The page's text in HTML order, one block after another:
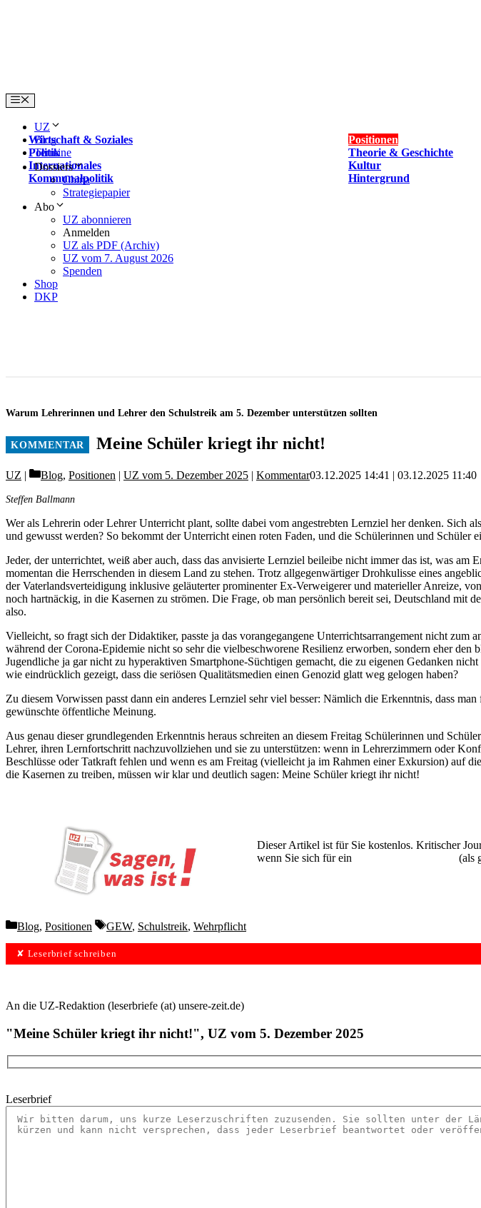
Menu
UZ
Wirtschaft & Soziales
Positionen
Politik
Theorie & Geschichte
Internationales
Kultur
Kommunalpolitik
Hintergrund
Blog
Termine
Dossiers
China
Strategiepapier
Abo
UZ abonnieren
Anmelden
UZ als PDF (Archiv)
UZ vom 7. August 2026
Spenden
Shop
DKP
Warum Lehrerinnen und Lehrer den Schulstreik am 5. Dezember unterstützen sollten
Meine Schüler kriegt ihr nicht!
UZ Categories
Blog, Positionen | UZ vom 5. Dezember 2025 | Kommentar03.12.2025 14:41 03.12.2025 11:40
Steffen Ballmann
Wer als Lehrerin oder Lehrer Unterricht plant, sollte dabei vom angestrebten Lernziel her denken. Sich
und gewusst werden? So bekommt der Unterricht einen roten Faden, und die Schülerinnen und
Jeder, der unterrichtet, weiß aber auch, dass das anvisierte Lernziel beileibe nicht immer das ist, was
momentan die Herrschenden in diesem Land zu stehen. Trotz allgegenwärtiger Drohkulisse eines
der Vaterlandsverteidigung inklusive geläuterter prominenter Ex-Verweigerer und materieller Anreize,
noch hartnäckig, in die Kasernen zu strömen. Die Frage, ob man persönlich bereit sei, Deutschland
also.
Vielleicht, so fragt sich der Didaktiker, passte ja das vorangegangene Unterrichtsarrangement nicht
während der Corona-Epidemie nicht so sehr die vielbeschworene Resilienz erworben, sondern eher
Jugendliche ja gar nicht zu hyperaktiven Smartphone-Süchtigen gemacht, die zu eigenen Gedanken
wie eindrücklich gezeigt, dass die seriösen Qualitätsmedien einen Genozid glatt weg gelogen haben?
Zu diesem Vorwissen passt dann ein anderes Lernziel sehr viel besser: Nämlich die Erkenntnis, dass
gewünschte öffentliche Meinung.
Aus genau dieser grundlegenden Erkenntnis heraus schreiten an diesem Freitag Schülerinnen und
Lehrer, ihren Lernfortschritt nachzuvollziehen und sie zu unterstützen: wenn in Lehrerzimmern oder
Beschlüsse oder Tatkraft fehlen und wenn es am Freitag (vielleicht ja im Rahmen einer Exkursion) auf
die Kasernen zu treiben, müssen wir klar und deutlich sagen: Meine Schüler kriegt ihr nicht!
Dieser Artikel ist für Sie kostenlos. Kritischer
wenn Sie sich für ein
(als
Categories
Blog, Positionen Tags
GEW, Schulstreik, Wehrpflicht
✘ Leserbrief schreiben
An die UZ-Redaktion (leserbriefe (at) unsere-zeit.de)
"Meine Schüler kriegt ihr nicht!", UZ vom 5. Dezember 2025
Leserbrief